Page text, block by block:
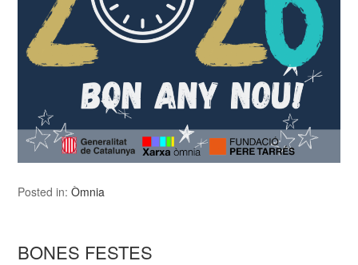
Posted in:Òmnia
BONES FESTES